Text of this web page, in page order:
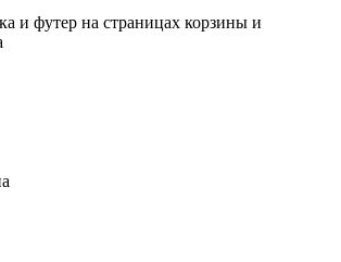
и футер на страницах корзины и